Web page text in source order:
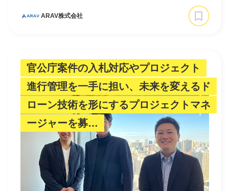
ARAV株式会社
官公庁案件の入札対応やプロジェクト
進行管理を一手に担い、未来を変えるド
ローン技術を形にするプロジェクトマネ
ージャーを募…